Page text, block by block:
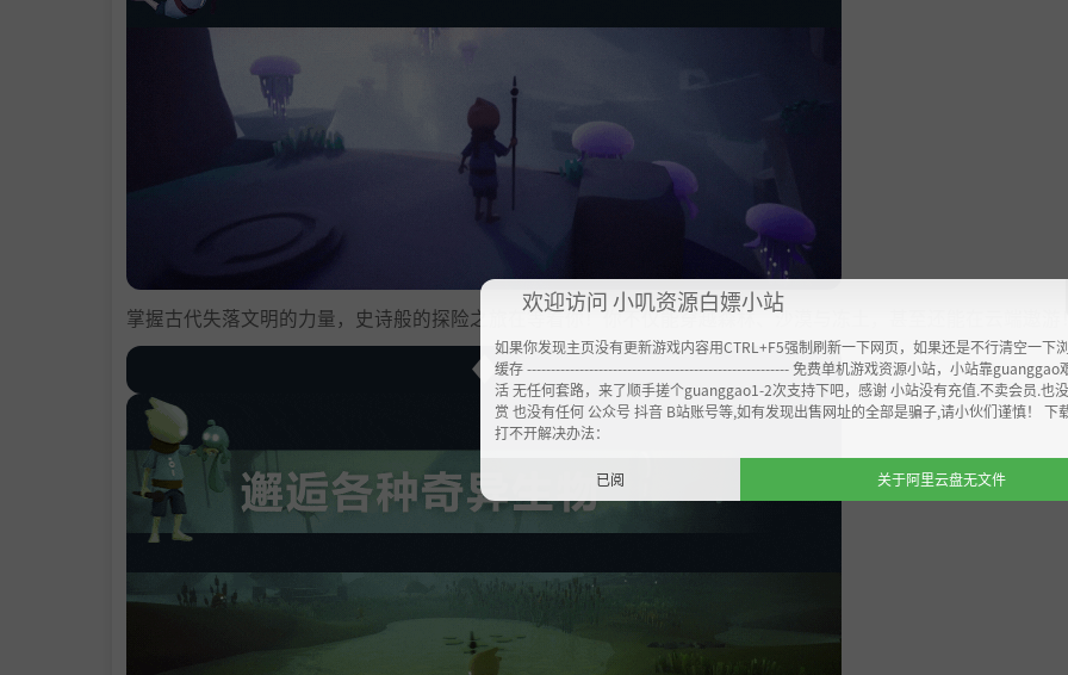
掌握古代失落文明的力量，史诗般的探险之旅在等着你！你不仅能穿越森林、沙漠与冻土，甚至还能在云端遨游
欢迎访问 小叽资源白嫖小站
如果你发现主页没有更新游戏内容用CTRL+F5强制刷新一下网页，如果还是不行清空一下
缓存 ------------------------------------------------------- 免费单机游戏资源小站，小站靠guanggao
活 无任何套路，来了顺手搓个guanggao1-2次支持下吧，感谢 小站没有充值.不卖会员.也
赏 也没有任何 公众号 抖音 B站账号等,如有发现出售网址的全部是骗子,请小伙们谨慎！ 下
打不开解决办法：
已阅 关于阿里云盘无文件